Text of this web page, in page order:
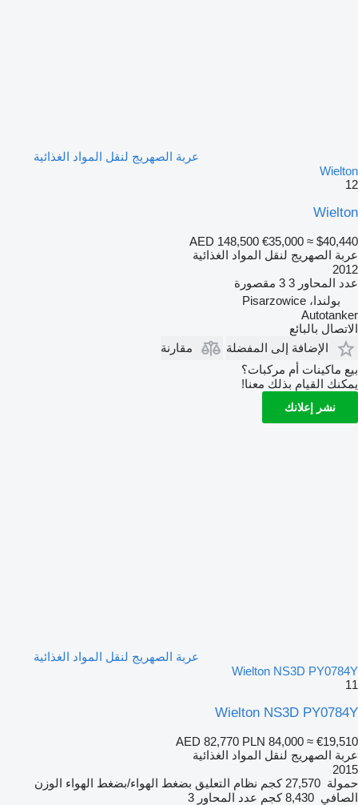
عربة الصهريج لنقل المواد الغذائية
Wielton
12
Wielton
AED 148,500 €35,000 ≈ $40,440
عربة الصهريج لنقل المواد الغذائية
2012
عدد المحاور 3 3 مقصورة
بولندا، Pisarzowice
Autotanker
الاتصال بالبائع
الإضافة إلى المفضلة
مقارنة
بيع ماكينات أم مركبات؟
يمكنك القيام بذلك معنا!
نشر إعلانك
عربة الصهريج لنقل المواد الغذائية
Wielton NS3D PY0784Y
11
Wielton NS3D PY0784Y
AED 82,770 PLN 84,000 ≈ €19,510
عربة الصهريج لنقل المواد الغذائية
2015
حمولة 27,570 كجم نظام التعليق بضغط الهواء/بضغط الهواء الوزن
الصافي 8,430 كجم عدد المحاور 3